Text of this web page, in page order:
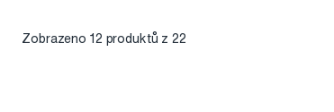
Zobrazeno 12 produktů z 22